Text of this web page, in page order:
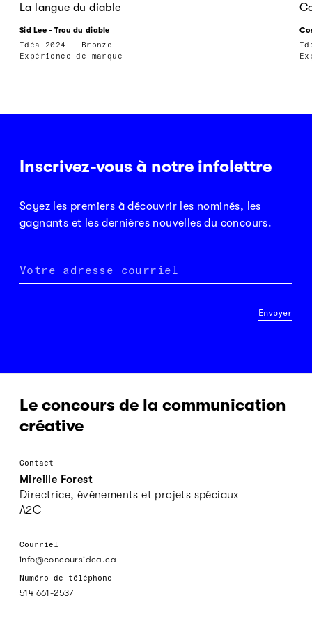
La langue du diable
Sid Lee - Trou du diable
Idéa 2024 - Bronze
Expérience de marque
Inscrivez-vous à notre infolettre
Soyez les premiers à découvrir les nominés, les
gagnants et les dernières nouvelles du concours.
Votre adresse courriel
Envoyer
Le concours de la communication
créative
Contact
Mireille Forest
Directrice, événements et projets spéciaux
A2C
Courriel
info@concoursidea.ca
Numéro de téléphone
514 661-2537